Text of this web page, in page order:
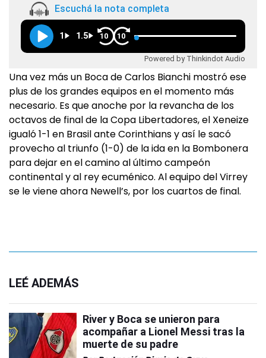
Escuchá la nota completa
1 1.5 10 10
Powered by Thinkindot Audio
Una vez más un Boca de Carlos Bianchi mostró ese
plus de los grandes equipos en el momento más
necesario. Es que anoche por la revancha de los
octavos de final de la Copa Libertadores, el Xeneize
igualó 1-1 en Brasil ante Corinthians y así le sacó
provecho al triunfo (1-0) de la ida en la Bombonera
para dejar en el camino al último campeón
continental y al rey ecuménico. Al equipo del Virrey
se le viene ahora Newell’s, por los cuartos de final.
LEÉ ADEMÁS
River y Boca se unieron para
acompañar a Lionel Messi tras la
muerte de su padre